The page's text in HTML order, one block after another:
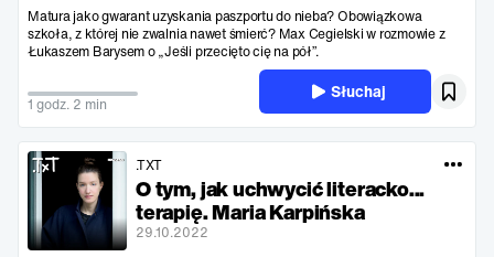
Matura jako gwarant uzyskania paszportu do nieba? Obowiązkowa
szkoła, z której nie zwalnia nawet śmierć? Max Cegielski w rozmowie z
Łukaszem Barysem o „Jeśli przecięto cię na pół”.
1 godz. 2 min
Słuchaj
.TXT
O tym, jak uchwycić literacko...
terapię. Maria Karpińska
29.10.2022